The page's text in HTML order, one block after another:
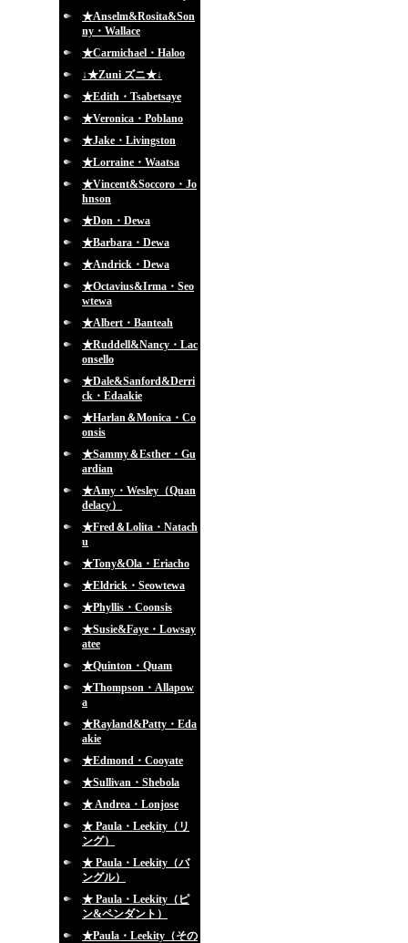
★Anselm&Rosita&Son
ny・Wallace
★Carmichael・Haloo
↓★Zuni ズニ★↓
★Edith・Tsabetsaye
★Veronica・Poblano
★Jake・Livingston
★Lorraine・Waatsa
★Vincent&Soccoro・Jo
hnson
★Don・Dewa
★Barbara・Dewa
★Andrick・Dewa
★Octavius&Irma・Seo
wtewa
★Albert・Banteah
★Ruddell&Nancy・Lac
onsello
★Dale&Sanford&Derri
ck・Edaakie
★Harlan＆Monica・Co
onsis
★Sammy＆Esther・Gu
ardian
★Amy・Wesley（Quan
delacy）
★Fred＆Lolita・Natach
u
★Tony&Ola・Eriacho
★Eldrick・Seowtewa
★Phyllis・Coonsis
★Susie&Faye・Lowsay
atee
★Quinton・Quam
★Thompson・Allapow
a
★Rayland&Patty・Eda
akie
★Edmond・Cooyate
★Sullivan・Shebola
★ Andrea・Lonjose
★ Paula・Leekity（リ
ング）
★ Paula・Leekity（バ
ングル）
★ Paula・Leekity（ピ
ン&ペンダント）
★Paula・Leekity（その